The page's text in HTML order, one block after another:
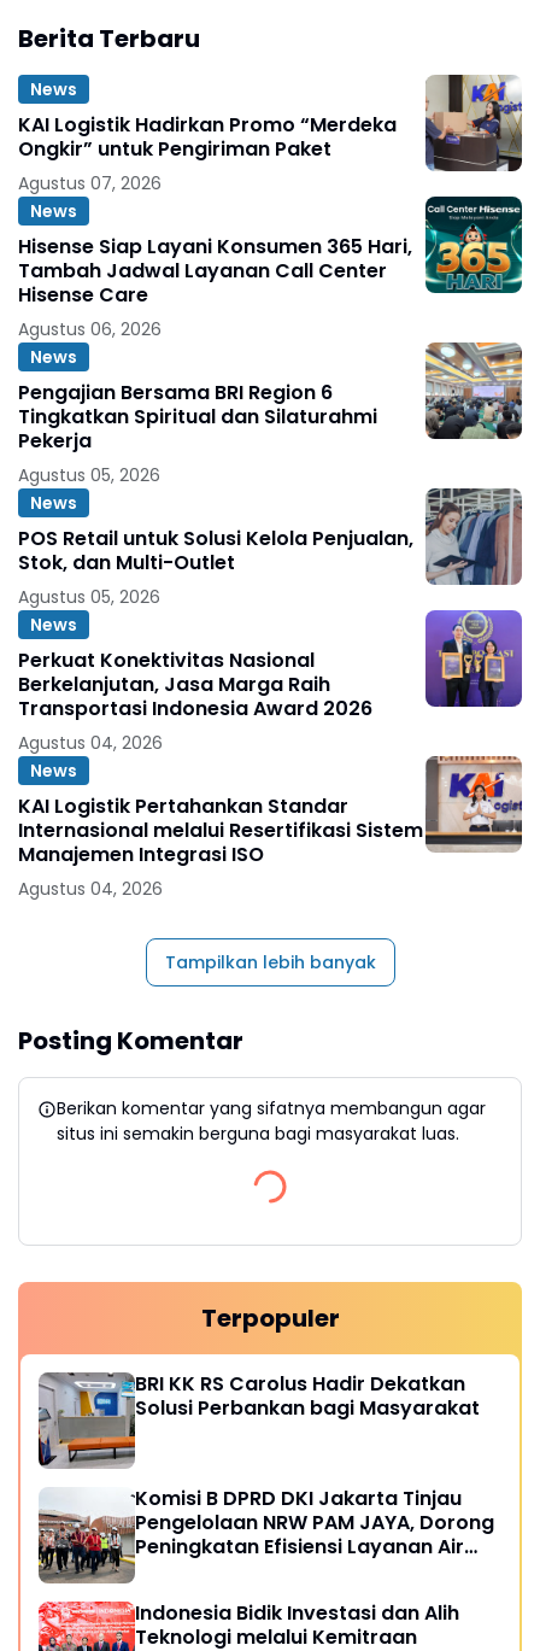
Berita Terbaru
News
KAI Logistik Hadirkan Promo “Merdeka
Ongkir” untuk Pengiriman Paket
Agustus 07, 2026
News
Hisense Siap Layani Konsumen 365 Hari,
Tambah Jadwal Layanan Call Center
Hisense Care
Agustus 06, 2026
News
Pengajian Bersama BRI Region 6
Tingkatkan Spiritual dan Silaturahmi
Pekerja
Agustus 05, 2026
News
POS Retail untuk Solusi Kelola Penjualan,
Stok, dan Multi-Outlet
Agustus 05, 2026
News
Perkuat Konektivitas Nasional
Berkelanjutan, Jasa Marga Raih
Transportasi Indonesia Award 2026
Agustus 04, 2026
News
KAI Logistik Pertahankan Standar
Internasional melalui Resertifikasi Sistem
Manajemen Integrasi ISO
Agustus 04, 2026
Tampilkan lebih banyak
Posting Komentar
Berikan komentar yang sifatnya membangun agar
situs ini semakin berguna bagi masyarakat luas.
Terpopuler
BRI KK RS Carolus Hadir Dekatkan
Solusi Perbankan bagi Masyarakat
Komisi B DPRD DKI Jakarta Tinjau
Pengelolaan NRW PAM JAYA, Dorong
Peningkatan Efisiensi Layanan Air
Indonesia Bidik Investasi dan Alih
Teknologi melalui Kemitraan